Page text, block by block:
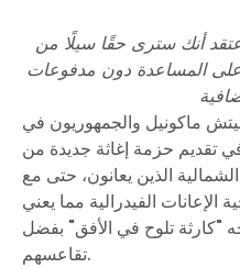
أنك سترى حقًا سيلًا من
المساعدة دون مدفوعات
ماكونيل والجمهوريون في
حزمة إغاثة جديدة من
الذين يعانون، حتى مع
الإعانات الفيدرالية مما يعني
"كارثة تلوح في الأفق" بفضل
تقاعسهم.